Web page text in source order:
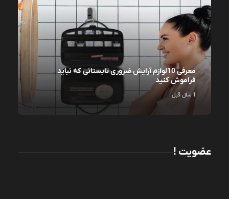
معرفی 10لوازم آرایش ضروری تابستانی که نباید
فراموش کنید
1 سال قبل
عضویت !